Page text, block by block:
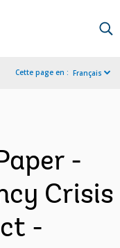
Cette page en : Français
-
Crisis
-